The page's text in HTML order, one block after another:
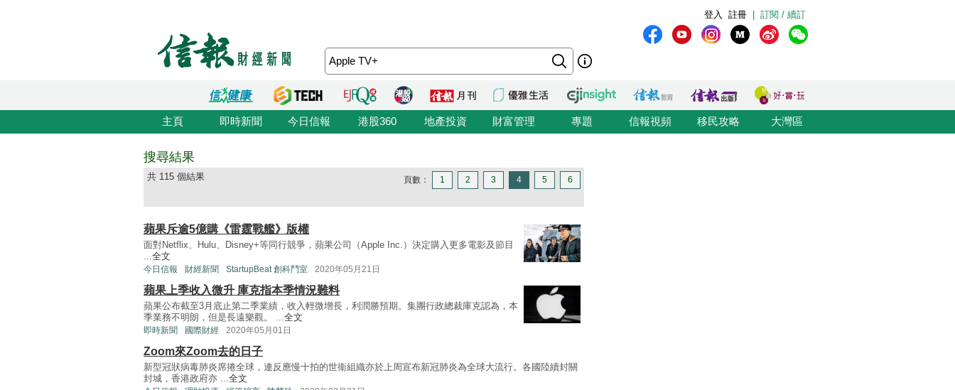
訂閱 / 續訂
註冊
登入
主頁 即時新聞 今日信報 港股360 地產投資 財富管理 專題 信報視頻 移民攻略 大灣區
搜尋結果
共 115 個結果 頁數： 1 2 3 4 5 6
蘋果斥逾5億購《雷霆戰艦》版權
面對Netflix、Hulu、Disney+等同行競爭，蘋果公司（Apple Inc.）決定購入更多電影及節目
...全文
今日信報 財經新聞 StartupBeat 創科鬥室 2020年05月21日
蘋果上季收入微升 庫克指本季情況難料
蘋果公布截至3月底止第二季業績，收入輕微增長，利潤勝預期。集團行政總裁庫克認為，本
季業務不明朗，但是長遠樂觀。 ...全文
即時新聞 國際財經 2020年05月01日
Zoom來Zoom去的日子
新型冠狀病毒肺炎席捲全球，連反應慢十拍的世衞組織亦於上周宣布新冠肺炎為全球大流行。各國陸續封關
封城，香港政府亦 ...全文